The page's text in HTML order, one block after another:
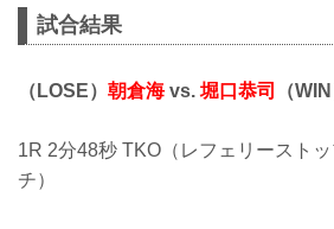
試合結果
（LOSE） 朝倉海vs. 堀口恭司 （WIN
1R 2分48秒 TKO（レフェリースト
チ）